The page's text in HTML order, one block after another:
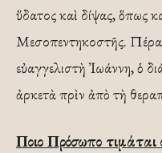
ὕδατος καὶ δίψας, ὅπως
Μεσοπεντηκοστῆς.
εὐαγγελιστὴ Ἰωάννη, ὁ
ἀρκετὰ πρὶν ἀπὸ τὴ
Ποιο Πρόσωπο τιμάται